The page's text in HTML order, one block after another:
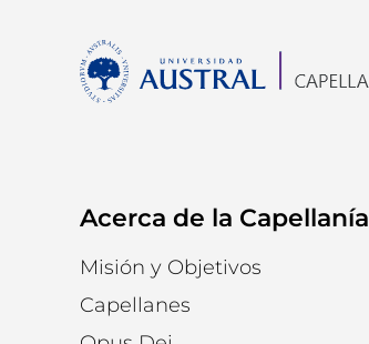
Acerca de la Capellanía
Misión y Objetivos
Capellanes